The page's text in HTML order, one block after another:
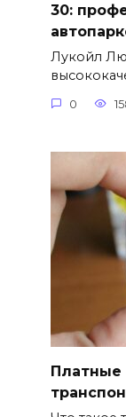
30:
Лукойл
0
Платные